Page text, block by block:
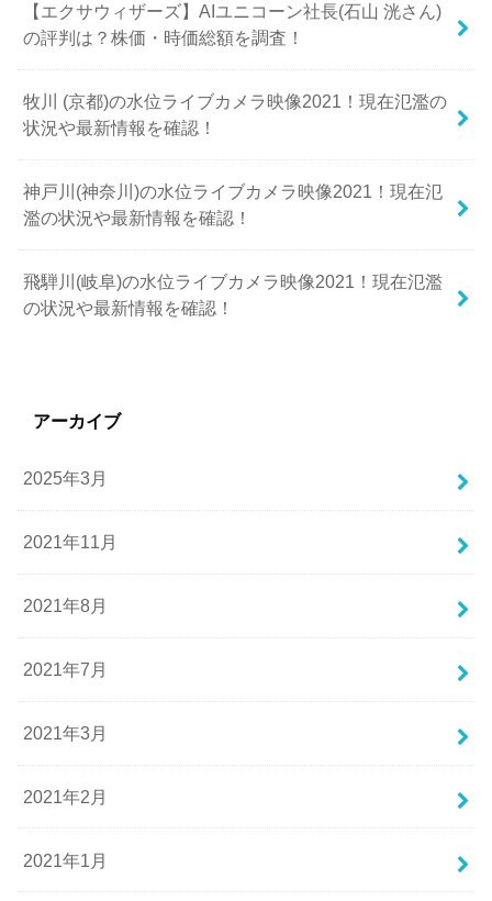
【エクサウィザーズ】AIユニコーン社長(石山 洸さん)
の評判は？株価・時価総額を調査！
牧川 (京都)の水位ライブカメラ映像2021！現在氾濫の
状況や最新情報を確認！
神戸川(神奈川)の水位ライブカメラ映像2021！現在氾
濫の状況や最新情報を確認！
飛騨川(岐阜)の水位ライブカメラ映像2021！現在氾濫
の状況や最新情報を確認！
アーカイブ
2025年3月
2021年11月
2021年8月
2021年7月
2021年3月
2021年2月
2021年1月